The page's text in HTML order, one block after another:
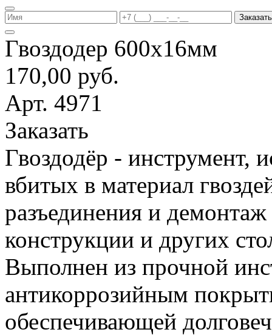
Заказать
Гвоздодер 600х16мм
170,00 руб.
Арт. 4971
Заказать
Гвоздодёр - инструмент,
вбитых в материал
разъединения и
конструкции и других
Выполнен из прочной
антикоррозийным
обеспечивающей